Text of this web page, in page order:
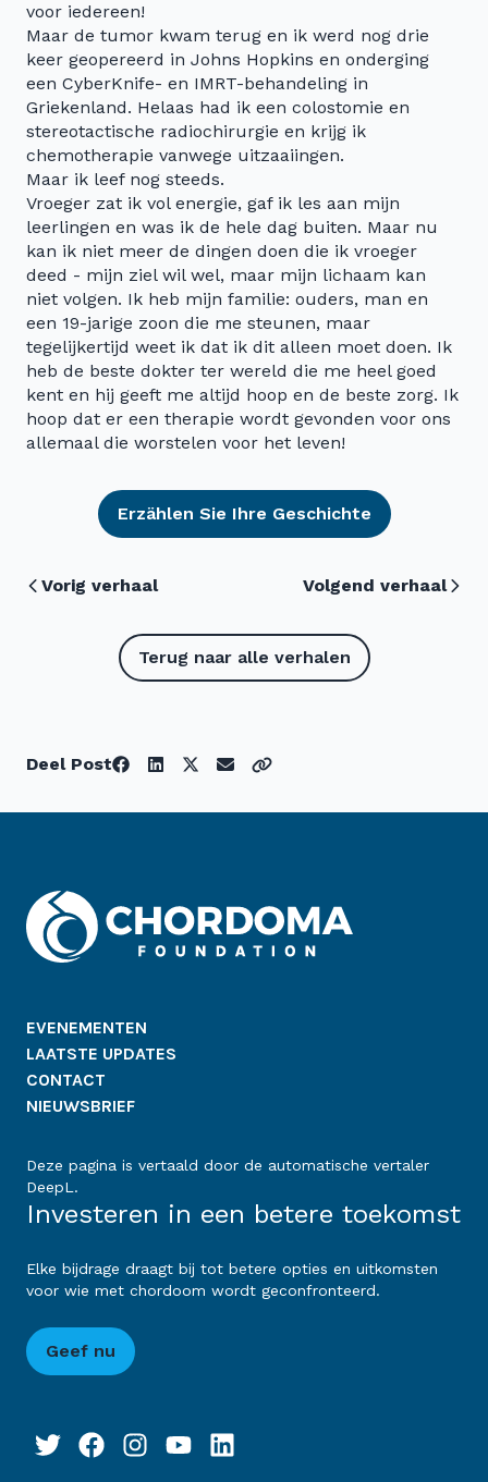
voor iedereen!
Maar de tumor kwam terug en ik werd nog drie
keer geopereerd in Johns Hopkins en onderging
een CyberKnife- en IMRT-behandeling in
Griekenland. Helaas had ik een colostomie en
stereotactische radiochirurgie en krijg ik
chemotherapie vanwege uitzaaiingen.
Maar ik leef nog steeds.
Vroeger zat ik vol energie, gaf ik les aan mijn
leerlingen en was ik de hele dag buiten. Maar nu
kan ik niet meer de dingen doen die ik vroeger
deed - mijn ziel wil wel, maar mijn lichaam kan
niet volgen. Ik heb mijn familie: ouders, man en
een 19-jarige zoon die me steunen, maar
tegelijkertijd weet ik dat ik dit alleen moet doen. Ik
heb de beste dokter ter wereld die me heel goed
kent en hij geeft me altijd hoop en de beste zorg. Ik
hoop dat er een therapie wordt gevonden voor ons
allemaal die worstelen voor het leven!
Erzählen Sie Ihre Geschichte
Vorig verhaal Volgend verhaal
Terug naar alle verhalen
Deel Post
EVENEMENTEN
LAATSTE UPDATES
CONTACT
NIEUWSBRIEF
Deze pagina is vertaald door de automatische vertaler
DeepL.
Investeren in een betere toekomst
Elke bijdrage draagt bij tot betere opties en uitkomsten
voor wie met chordoom wordt geconfronteerd.
Geef nu